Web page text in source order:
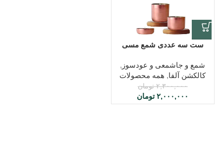
ست سه عددی شمع مسی
شمع و جاشمعی و عودسوز ,
کالکشن آلفا, همه محصولات
۲,۳۰۰,۰۰۰ تومان
۲,۰۰۰,۰۰۰ تومان